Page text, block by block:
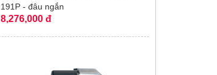
191P - đâu ngắn
8,276,000 đ